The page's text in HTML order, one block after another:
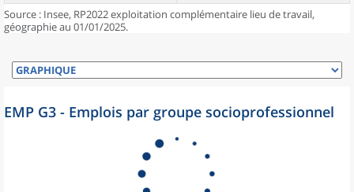
Source : Insee, RP2022 exploitation complémentaire lieu de travail,
géographie au 01/01/2025.
EMP G3 - Emplois par groupe socioprofessionnel